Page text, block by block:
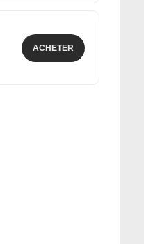
ACHETER